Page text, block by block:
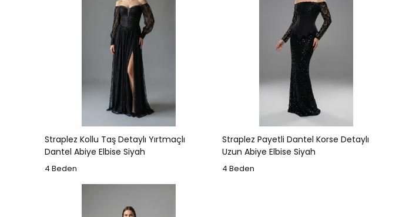
Straplez Kollu Taş Detaylı Yırtmaçlı
Dantel Abiye Elbise Siyah
4 Beden
Straplez Payetli Dantel Korse Detaylı
Uzun Abiye Elbise Siyah
4 Beden